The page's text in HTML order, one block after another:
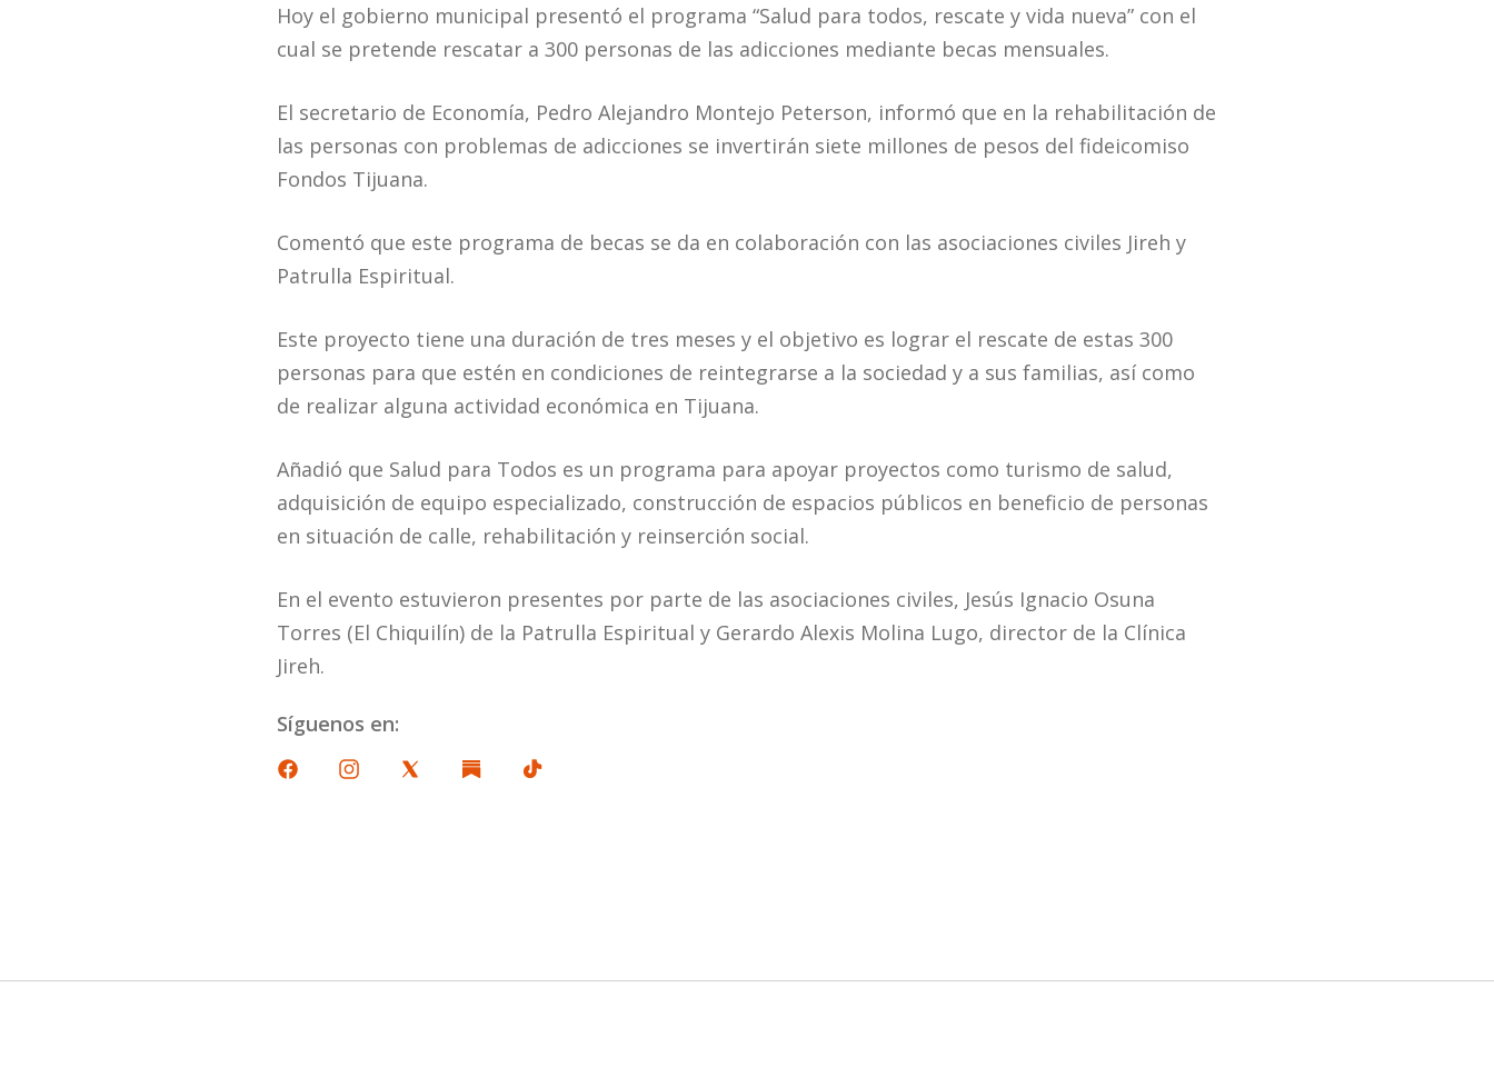
Hoy el gobierno municipal presentó el programa “Salud para todos, rescate y vida nueva” con el
cual se pretende rescatar a 300 personas de las adicciones mediante becas mensuales.
El secretario de Economía, Pedro Alejandro Montejo Peterson, informó que en la rehabilitación de
las personas con problemas de adicciones se invertirán siete millones de pesos del fideicomiso
Fondos Tijuana.
Comentó que este programa de becas se da en colaboración con las asociaciones civiles Jireh y
Patrulla Espiritual.
Este proyecto tiene una duración de tres meses y el objetivo es lograr el rescate de estas 300
personas para que estén en condiciones de reintegrarse a la sociedad y a sus familias, así como
de realizar alguna actividad económica en Tijuana.
Añadió que Salud para Todos es un programa para apoyar proyectos como turismo de salud,
adquisición de equipo especializado, construcción de espacios públicos en beneficio de personas
en situación de calle, rehabilitación y reinserción social.
En el evento estuvieron presentes por parte de las asociaciones civiles, Jesús Ignacio Osuna
Torres (El Chiquilín) de la Patrulla Espiritual y Gerardo Alexis Molina Lugo, director de la Clínica
Jireh.
Síguenos en: